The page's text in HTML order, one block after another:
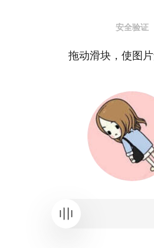
安全验证
拖动滑块，使图